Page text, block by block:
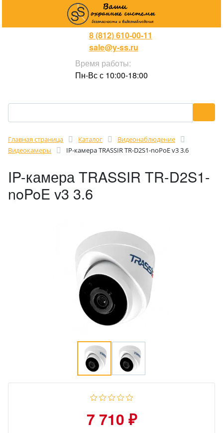
8 (812) 610-00-11
sale@y-ss.ru
Время работы:
Пн-Вс с 10:00-18:00
Главная страница Каталог
Видеонаблюдение
Видеокамеры
IP-камера TRASSIR TR-D2S1-noPoE v3 3.6
IP-камера TRASSIR TR-D2S1-
noPoE v3 3.6
7 710 ₽